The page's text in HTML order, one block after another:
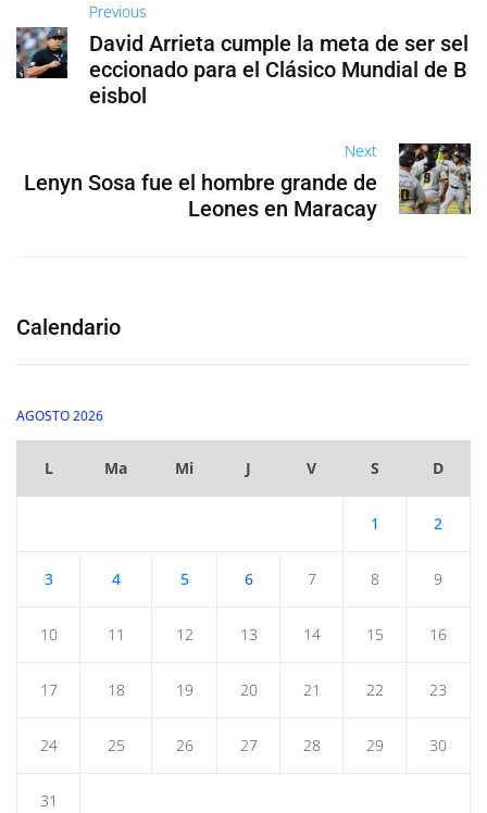
Previous
David Arrieta cumple la meta de ser sel
eccionado para el Clásico Mundial de B
eisbol
Next
Lenyn Sosa fue el hombre grande de
Leones en Maracay
Calendario
AGOSTO 2026
L Ma Mi J V S D
1 2
3 4 5 6 7 8 9
10 11 12 13 14 15 16
17 18 19 20 21 22 23
24 25 26 27 28 29 30
31